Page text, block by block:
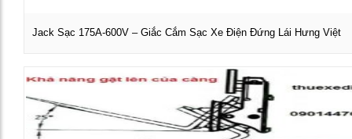
Xem chi tiết
Jack Sạc 175A-600V – Giắc Cắm Sạc Xe Điện Đứng Lái Hưng Việt